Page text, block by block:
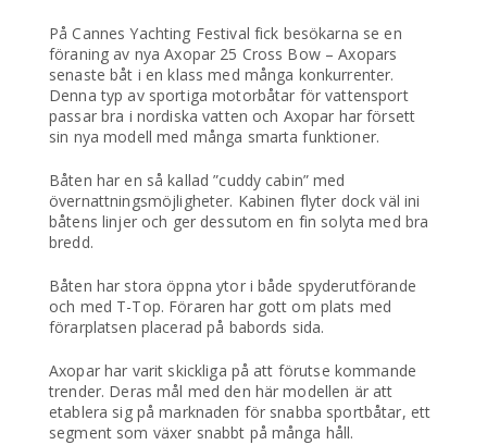
På Cannes Yachting Festival fick besökarna se en
föraning av nya Axopar 25 Cross Bow – Axopars
senaste båt i en klass med många konkurrenter.
Denna typ av sportiga motorbåtar för vattensport
passar bra i nordiska vatten och Axopar har försett
sin nya modell med många smarta funktioner.
Båten har en så kallad ”cuddy cabin” med
övernattningsmöjligheter. Kabinen flyter dock väl ini
båtens linjer och ger dessutom en fin solyta med bra
bredd.
Båten har stora öppna ytor i både spyderutförande
och med T-Top. Föraren har gott om plats med
förarplatsen placerad på babords sida.
Axopar har varit skickliga på att förutse kommande
trender. Deras mål med den här modellen är att
etablera sig på marknaden för snabba sportbåtar, ett
segment som växer snabbt på många håll.